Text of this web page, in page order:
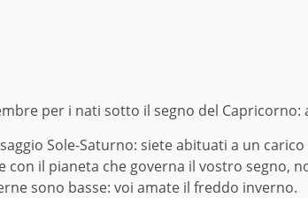
per i nati sotto il segno del
Sole-Saturno: siete abituati a un
con il pianeta che governa il vostro segno,
sono basse: voi amate il freddo inverno.